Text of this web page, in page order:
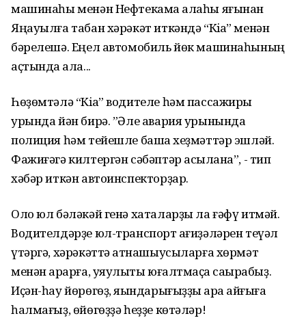
машинаһы менән Нефтекама ҡалаһы яғынан
Яңауылға табан хәрәкәт иткәндә “Кia” менән
бәрелешә. Еңел автомобиль йөк машинаһының
аҫтында ҡала...
Һөҙөмтәлә “Кia” водителе һәм пассажиры
урында йән бирә. ”Әле авария урынында
полиция һәм тейешле башҡа хеҙмәттәр эшләй.
Фажиғәгә килтергән сәбәптәр асыҡлана”, - тип
хәбәр иткән автоинспекторҙар.
Оло юл бәләкәй генә хаталарҙы ла ғәфү итмәй.
Водителдәрҙе юл-транспорт ҡағиҙәләрен теүәл
үтәргә, хәрәкәттә ҡатнашыусыларға хөрмәт
менән ҡарарға, уяулыҡты юғалтмаҫҡа саҡырабыҙ.
Иҫән-һау йөрөгөҙ, яҡындарығыҙҙы ҡара ҡайғыға
һалмағыҙ, өйөгөҙҙә һеҙҙе көтәләр!